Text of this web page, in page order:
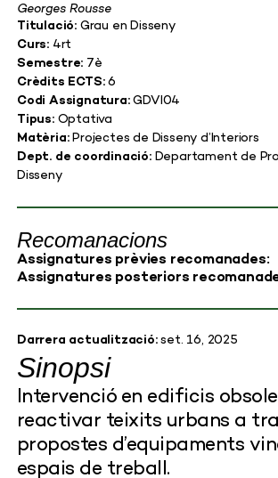
Sinopsi
Intervenció en edificis
reactivar teixits urbans a
propostes d’equipaments
espais de treball.
Georges Rousse
Titulació:Grau en Disseny
Curs:4rt
Semestre: 7è
Crèdits ECTS:6
Codi Assignatura:GDVI04
Tipus:Optativa
Matèria:Projectes de Disseny d’Interiors
Dept. de coordinació:Departament de
Disseny
Recomanacions
Assignatures prèvies recomanades:
Assignatures posteriors
Darrera actualització:set. 16, 2025